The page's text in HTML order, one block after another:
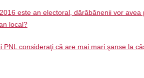
este an electoral, dărăbănenii vor avea
local?
PNL consideraţi că are mai mari şanse la